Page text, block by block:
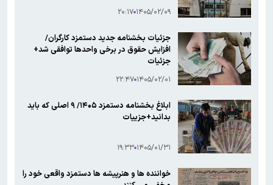
۱۴۰۵/۰۲/۰۹ ۲۰:۱۷
جزئیات بخشنامه جدید دستمزد کارگران/
افزایش حقوق در برخی واحدها توافقی شد+
جزئیات
۱۴۰۵/۰۲/۰۱ ۲۲:۴۷
ابلاغ بخشنامه دستمزد ۱۴۰۵/ ۹ اصلی که باید
بدانید+جزییات
۱۴۰۵/۰۱/۳۱ ۱۹:۳۳
خواننده ها و هنرپیشه ها دستمزد واقعی خود را